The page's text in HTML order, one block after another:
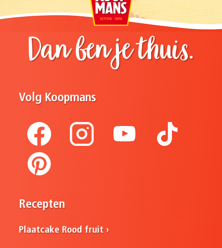
Dan ben je thuis.
Volg Koopmans
Recepten
Plaatcake Rood fruit